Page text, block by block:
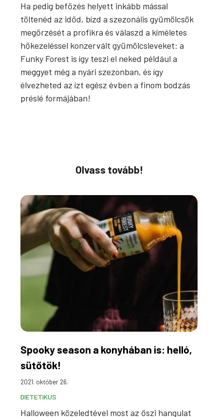
Ha pedig befőzés helyett inkább mással
töltenéd az időd, bízd a szezonális gyümölcsök
megőrzését a profikra és válaszd a kíméletes
hőkezeléssel konzervált gyümölcsleveket: a
Funky Forest is így teszi el neked például a
meggyet még a nyári szezonban, és így
élvezheted az ízt egész évben a finom bodzás
préslé formájában!
Olvass tovább!
Spooky season a konyhában is: helló,
sütőtök!
2021. október 26.
DIETETIKUS
Halloween közeledtével most az őszi hangulat